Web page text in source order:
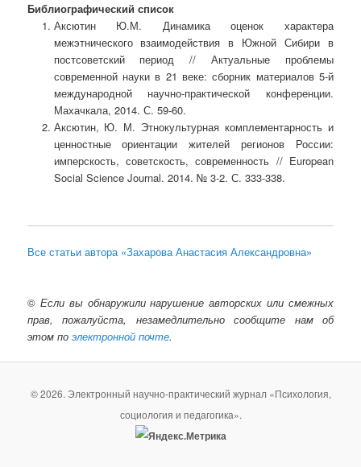
Библиографический список
Аксютин Ю.М. Динамика оценок характера
межэтнического взаимодействия в Южной Сибири в
постсоветский период // Актуальные проблемы
современной науки в 21 веке: сборник материалов 5-й
международной научно-практической конференции.
Махачкала, 2014. С. 59-60.
Аксютин, Ю. М. Этнокультурная комплементарность и
ценностные ориентации жителей регионов России:
имперскость, советскость, современность // European
Social Science Journal. 2014. № 3-2. С. 333-338.
Все статьи автора «Захарова Анастасия Александровна»
© Если вы обнаружили нарушение авторских или смежных
прав, пожалуйста, незамедлительно сообщите нам об
этом поэлектронной почте.
© 2026. Электронный научно-практический журнал «Психология,
социология и педагогика».